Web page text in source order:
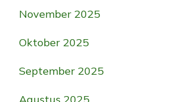
November 2025
Oktober 2025
September 2025
Agustus 2025